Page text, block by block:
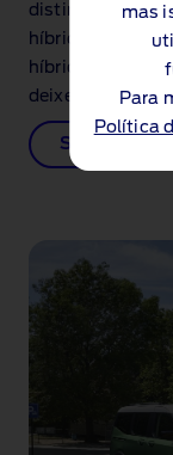
mas
Para
Política
distintas
híbrido (HEV)
híbrido
deixe‑se
Saiba mais